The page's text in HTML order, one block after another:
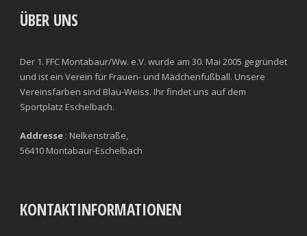
ÜBER UNS
Der 1. FFC Montabaur/Ww. e.V. wurde am 30. Mai 2005 gegründet
und ist ein Verein für Frauen- und Mädchenfußball. Unsere
Vereinsfarben sind Blau-Weiss. Ihr findet uns auf dem
Sportplatz Eschelbach.
Addresse : Nelkenstraße,
56410 Montabaur-Eschelbach
KONTAKTINFORMATIONEN